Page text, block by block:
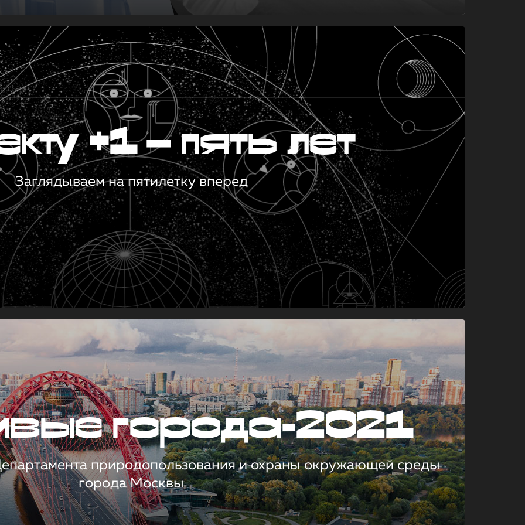
+1 — пять лет
Заглядываем на пятилетку вперед
города-2021
природопользования и охраны окружающей среды
города Москвы